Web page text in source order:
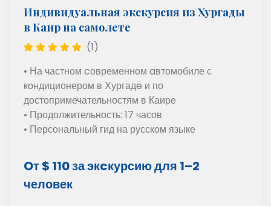
Индивидуальная экскурсия из Хургады
в Каир на самолете
(1)
• На частном cовременном aвтомобиле с
кондиционером в Хургадe и по
достопримечательностям в Каире
• Продолжительность: 17 часов
• Персональный гид на русском языке
Oт $ 110 за экcкурсию для 1–2
человек